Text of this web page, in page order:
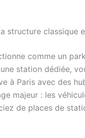
structure classique
comme un
station dédiée,
à Paris avec des
majeur : les
de places de